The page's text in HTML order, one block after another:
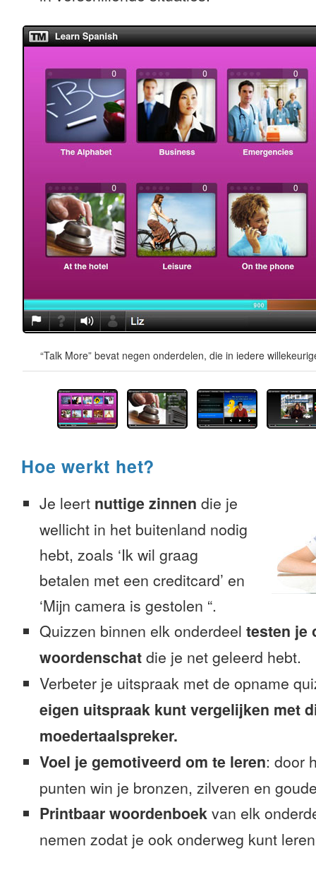
“Talk More” bevat negen onderdelen, die in iedere
Hoe werkt het?
Je leert nuttige zinnen die je
wellicht in het buitenland nodig
hebt, zoals ‘Ik wil graag
betalen met een creditcard’ en
‘Mijn camera is gestolen “.
Quizzen binnen elk onderdeel testen je
woordenschat die je net geleerd hebt.
Verbeter je uitspraak met de opname
eigen uitspraak kunt vergelijken met
moedertaalspreker.
Voel je gemotiveerd om te leren: door
punten win je bronzen, zilveren en
Printbaar woordenboek van elk
nemen zodat je ook onderweg kunt